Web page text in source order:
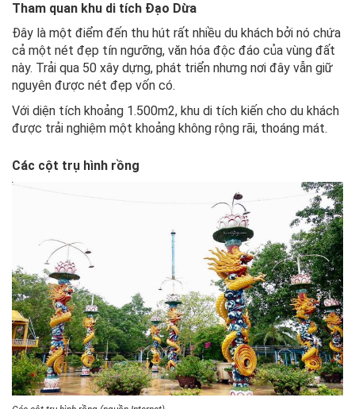
Tham quan khu di tích Đạo Dừa
Đây là một điểm đến thu hút rất nhiều du khách bởi nó chứa
cả một nét đẹp tín ngưỡng, văn hóa độc đáo của vùng đất
này. Trải qua 50 xây dựng, phát triển nhưng nơi đây vẫn giữ
nguyên được nét đẹp vốn có.
Với diện tích khoảng 1.500m2, khu di tích kiến cho du khách
được trải nghiệm một khoảng không rộng rãi, thoáng mát.
Các cột trụ hình rồng